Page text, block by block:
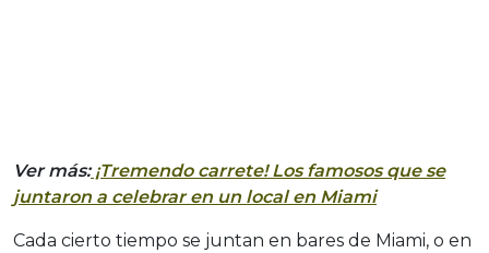
Ver más:¡Tremendo carrete! Los famosos que se
juntaron a celebrar en un local en Miami
Cada cierto tiempo se juntan en bares de Miami, o en